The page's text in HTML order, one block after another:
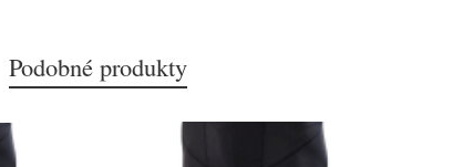
Podobné produkty